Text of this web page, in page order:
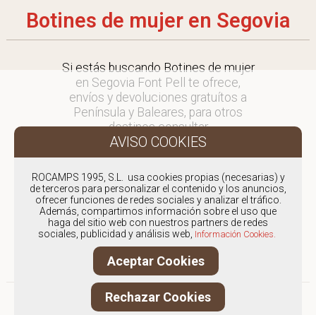
Botines de mujer en Segovia
Si estás buscando Botines de mujer
en Segovia Font Pell te ofrece,
envíos y devoluciones gratuítos a
Península y Baleares, para otros
destinos consultar
en comercial@fontpell.com.
Los envíos a Segovia gestionados
entre semana se entregarán en
menos de 48 horas; los pedidos
realizados en fin de semana, el
producto se enviará a partir del
lunes.
ROCAMPS 1995, S.L. usa cookies propias (necesarias) y
de terceros para personalizar el contenido y los anuncios,
ofrecer funciones de redes sociales y analizar el tráfico.
Además, compartimos información sobre el uso que
haga del sitio web con nuestros partners de redes
sociales, publicidad y análisis web, Información Cookies.
Aceptar Cookies
Rechazar Cookies